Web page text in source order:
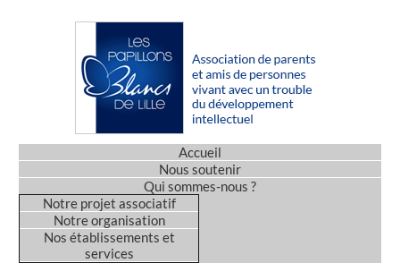
Accueil
Nous soutenir
Qui sommes-nous ?
Notre projet associatif
Notre organisation
Nos établissements et
services